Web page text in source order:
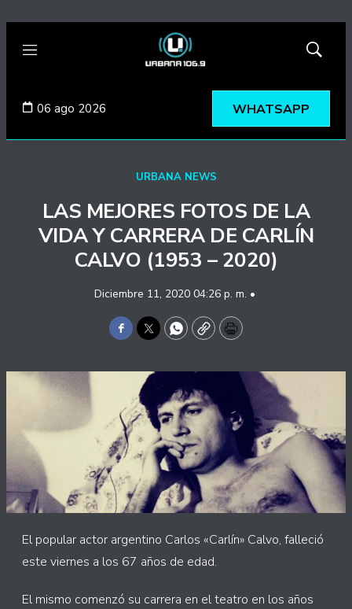
Menú
Mostrar
06 ago 2026 WHATSAPP
URBANA NEWS
LAS MEJORES FOTOS DE LA
VIDA Y CARRERA DE CARLÍN
CALVO (1953 – 2020)
Diciembre 11, 2020 04:26 p. m. •
Facebook
TwitterWhatsApp
CopyPrint
El popular actor argentino Carlos «Carlín» Calvo, falleció
este viernes a los 67 años de edad.
El mismo comenzó su carrera en el teatro en los años